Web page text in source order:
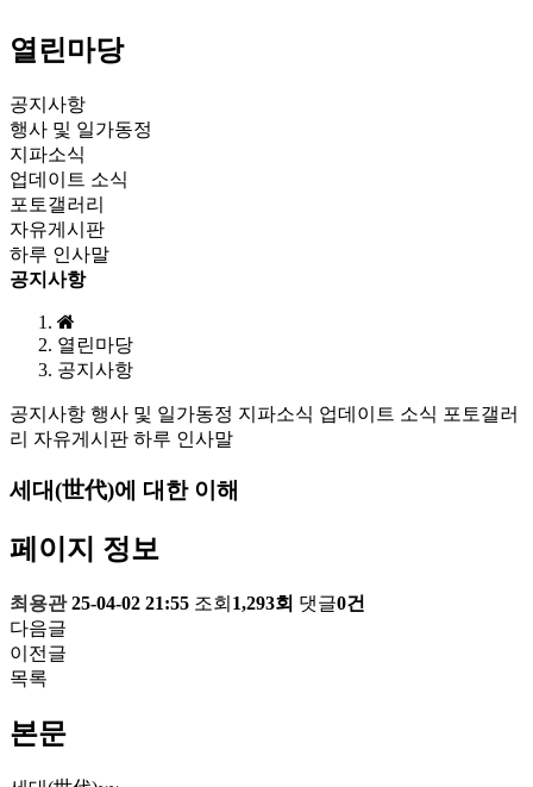
열린마당
공지사항
행사 및 일가동정
지파소식
업데이트 소식
포토갤러리
자유게시판
하루 인사말
공지사항
열린마당
공지사항
공지사항 행사 및 일가동정 지파소식 업데이트 소식 포토갤러
리 자유게시판 하루 인사말
세대(世代)에 대한 이해
페이지 정보
최용관 25-04-02 21:55 조회 1,293회 댓글0건
다음글
이전글
목록
본문